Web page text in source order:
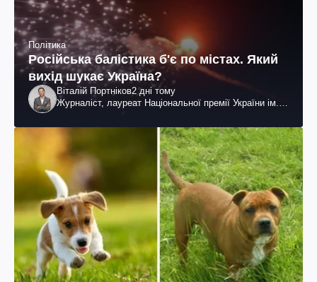
Політика
Російська балістика б'є по містах. Який
вихід шукає Україна?
Віталій Портніков2 дні тому
Журналіст, лауреат Національної премії України ім.